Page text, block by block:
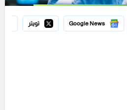
Google News تويتر